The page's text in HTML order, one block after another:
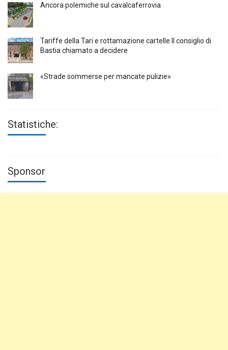
Ancora polemiche sul cavalcaferrovia
Tariffe della Tari e rottamazione cartelle Il consiglio di
Bastia chiamato a decidere
«Strade sommerse per mancate pulizie»
Statistiche:
Sponsor